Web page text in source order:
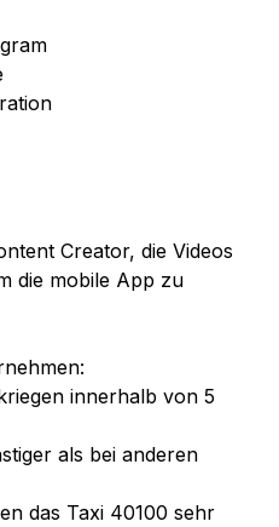
Creator, die Videos
die mobile App zu
innerhalb von 5
als bei anderen
das Taxi 40100 sehr